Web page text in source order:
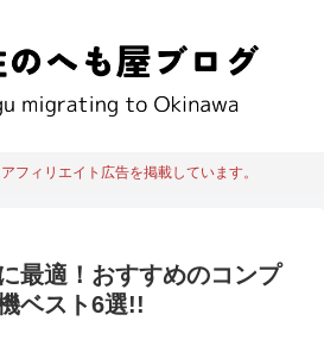
フィリエイト広告を掲載しています。
最適！おすすめのコンプ
ベスト6選!!